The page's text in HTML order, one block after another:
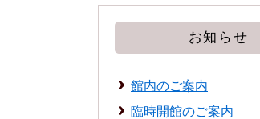
お知らせ
館内のご案内
臨時開館のご案内